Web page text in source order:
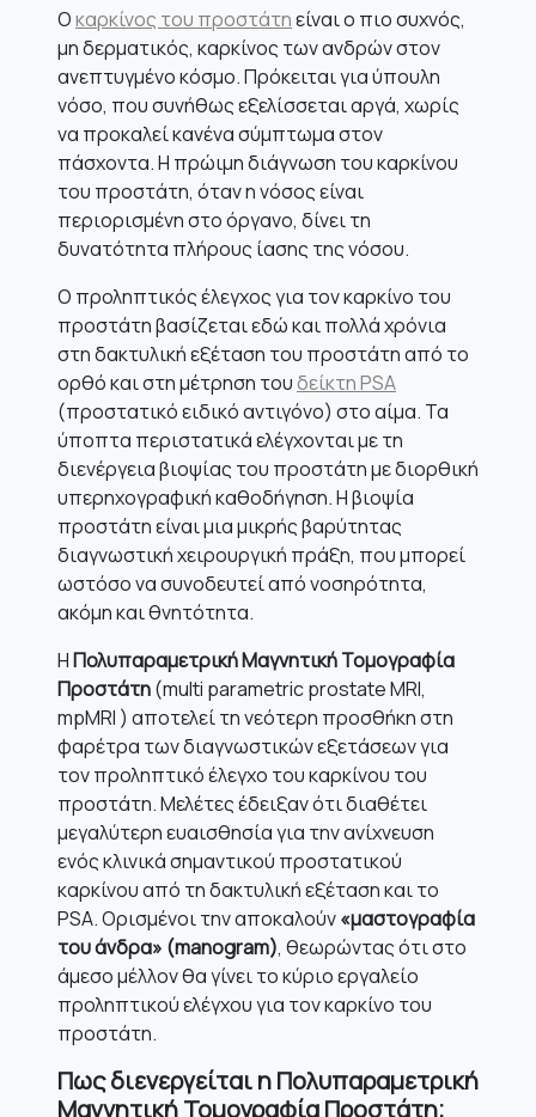
Οκαρκίνος του προστάτηείναι ο πιο συχνός,
μη δερματικός, καρκίνος των ανδρών στον
ανεπτυγμένο κόσμο. Πρόκειται για ύπουλη
νόσο, που συνήθως εξελίσσεται αργά, χωρίς
να προκαλεί κανένα σύμπτωμα στον
πάσχοντα. Η πρώιμη διάγνωση του καρκίνου
του προστάτη, όταν η νόσος είναι
περιορισμένη στο όργανο, δίνει τη
δυνατότητα πλήρους ίασης της νόσου.
Ο προληπτικός έλεγχος για τον καρκίνο του
προστάτη βασίζεται εδώ και πολλά χρόνια
στη δακτυλική εξέταση του προστάτη από το
ορθό και στη μέτρηση του δείκτη PSA
(προστατικό ειδικό αντιγόνο) στο αίμα. Τα
ύποπτα περιστατικά ελέγχονται με τη
διενέργεια βιοψίας του προστάτη με διορθική
υπερηχογραφική καθοδήγηση. Η βιοψία
προστάτη είναι μια μικρής βαρύτητας
διαγνωστική χειρουργική πράξη, που μπορεί
ωστόσο να συνοδευτεί από νοσηρότητα,
ακόμη και θνητότητα.
ΗΠολυπαραμετρική Μαγνητική Τομογραφία
Προστάτη(multi parametric prostate MRI,
mpMRI ) αποτελεί τη νεότερη προσθήκη στη
φαρέτρα των διαγνωστικών εξετάσεων για
τον προληπτικό έλεγχο του καρκίνου του
προστάτη. Μελέτες έδειξαν ότι διαθέτει
μεγαλύτερη ευαισθησία για την ανίχνευση
ενός κλινικά σημαντικού προστατικού
καρκίνου από τη δακτυλική εξέταση και το
PSA. Ορισμένοι την αποκαλούν«μαστογραφία
του άνδρα» (manogram), θεωρώντας ότι στο
άμεσο μέλλον θα γίνει το κύριο εργαλείο
προληπτικού ελέγχου για τον καρκίνο του
προστάτη.
Πως διενεργείται η Πολυπαραμετρική
Μαγνητική Τομογραφία Προστάτη;